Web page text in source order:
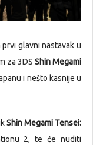
glavni nastavak u
za 3DS Shin Megami
i nešto kasnije u
Shin Megami Tensei:
2, te će nuditi